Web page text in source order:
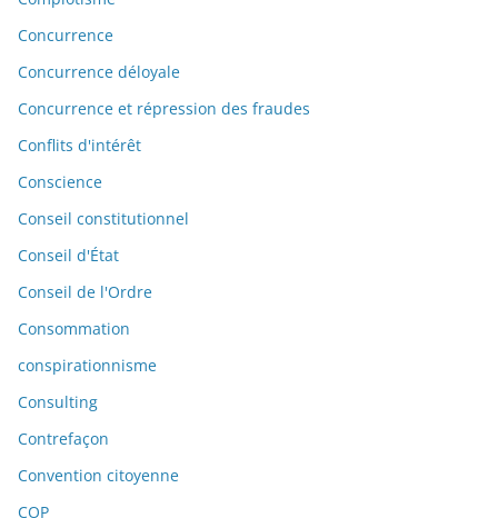
Concurrence
Concurrence déloyale
Concurrence et répression des fraudes
Conflits d'intérêt
Conscience
Conseil constitutionnel
Conseil d'État
Conseil de l'Ordre
Consommation
conspirationnisme
Consulting
Contrefaçon
Convention citoyenne
COP